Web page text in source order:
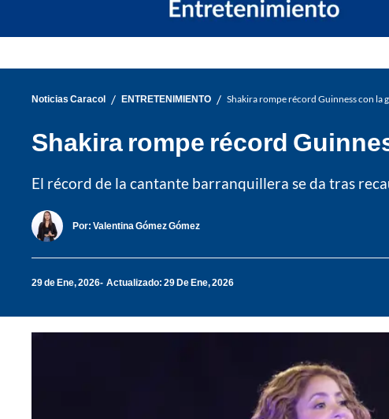
Noticias Caracol / ENTRETENIMIENTO / Shakira rompe récord Guinness con la
Shakira rompe récord
El récord de la cantante barranquillera se da tras
Por: Valentina Gómez Gómez
29 de Ene, 2026 Actualizado: 29 De Ene, 2026